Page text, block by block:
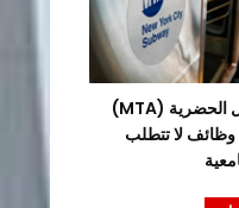
هيئة النقل الحضرية (MTA)
لا تتطلب